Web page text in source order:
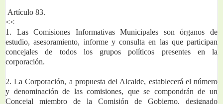
Artículo 83.
<<
1. Las Comisiones Informativas Municipales son órganos de
estudio, asesoramiento, informe y consulta en las que participan
concejales de todos los grupos políticos presentes en la
corporación.
2. La Corporación, a propuesta del Alcalde, establecerá el número
y denominación de las comisiones, que se compondrán de un
Concejal miembro de la Comisión de Gobierno, designado